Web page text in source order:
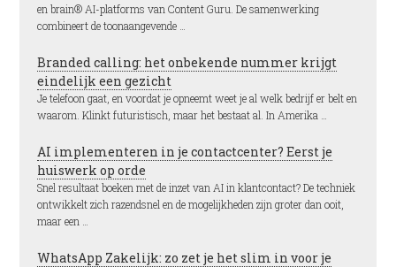
en brain® AI-platforms van Content Guru. De samenwerking
combineert de toonaangevende …
Branded calling: het onbekende nummer krijgt
eindelijk een gezicht
Je telefoon gaat, en voordat je opneemt weet je al welk bedrijf er belt en
waarom. Klinkt futuristisch, maar het bestaat al. In Amerika …
AI implementeren in je contactcenter? Eerst je
huiswerk op orde
Snel resultaat boeken met de inzet van AI in klantcontact? De techniek
ontwikkelt zich razendsnel en de mogelijkheden zijn groter dan ooit,
maar een …
WhatsApp Zakelijk: zo zet je het slim in voor je